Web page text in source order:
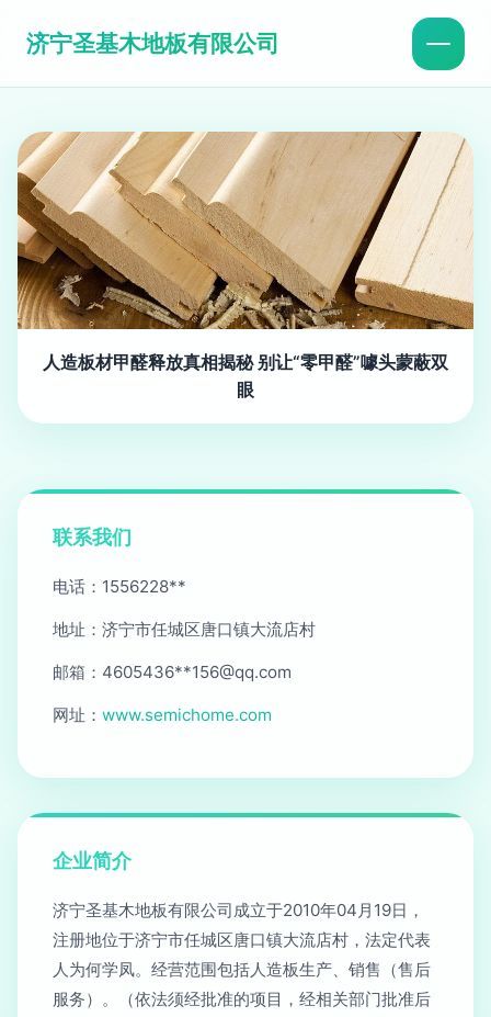
济宁圣基木地板有限公司
人造板材甲醛释放真相揭秘 别让“零甲醛”噱头蒙蔽双
眼
联系我们
电话：1556228**
地址：济宁市任城区唐口镇大流店村
邮箱：4605436**156@qq.com
网址： www.semichome.com
企业简介
济宁圣基木地板有限公司成立于2010年04月19日，
注册地位于济宁市任城区唐口镇大流店村，法定代表
人为何学凤。经营范围包括人造板生产、销售（售后
服务）。（依法须经批准的项目，经相关部门批准后